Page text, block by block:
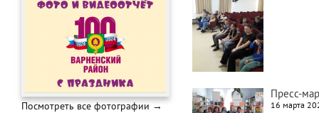
Пресс-
16 марта
Посмотреть все фотографии →